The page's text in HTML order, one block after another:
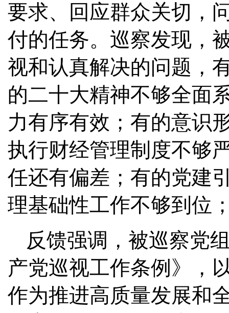
要求、回应群众关切，
付的任务。巡察发现，
视和认真解决的问题，
的二十大精神不够全面
力有序有效；有的意识
执行财经管理制度不够
任还有偏差；有的党建
理基础性工作不够到位
反馈强调，被巡察党
产党巡视工作条例》，
作为推进高质量发展和